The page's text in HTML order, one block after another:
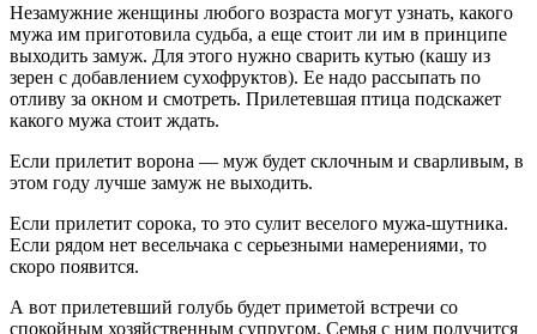
Незамужние женщины любого возраста могут узнать, какого
мужа им приготовила судьба, а еще стоит ли им в принципе
выходить замуж. Для этого нужно сварить кутью (кашу из
зерен с добавлением сухофруктов). Ее надо рассыпать по
отливу за окном и смотреть. Прилетевшая птица подскажет
какого мужа стоит ждать.
Если прилетит ворона — муж будет склочным и сварливым, в
этом году лучше замуж не выходить.
Если прилетит сорока, то это сулит веселого мужа-шутника.
Если рядом нет весельчака с серьезными намерениями, то
скоро появится.
А вот прилетевший голубь будет приметой встречи со
спокойным хозяйственным супругом. Семья с ним получится